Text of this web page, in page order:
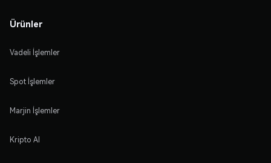
Ürünler
Vadeli İşlemler
Spot İşlemler
Marjin İşlemler
Kripto Al